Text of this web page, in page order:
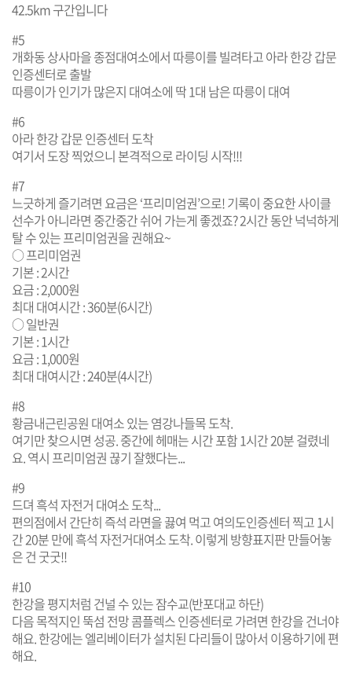
42.5km 구간입니다
#5
개화동 상사마을 종점대여소에서 따릉이를 빌려타고 아라 한강 갑문
인증센터로 출발
따릉이가 인기가 많은지 대여소에 딱 1대 남은 따릉이 대여
#6
아라 한강 갑문 인증센터 도착
여기서 도장 찍었으니 본격적으로 라이딩 시작!!!
#7
느긋하게 즐기려면 요금은 ‘프리미엄권’으로! 기록이 중요한 사이클
선수가 아니라면 중간중간 쉬어 가는게 좋겠죠? 2시간 동안 넉넉하게
탈 수 있는 프리미엄권을 권해요~
○ 프리미엄권
기본 : 2시간
요금 : 2,000원
최대 대여시간 : 360분(6시간)
○ 일반권
기본 : 1시간
요금 : 1,000원
최대 대여시간 : 240분(4시간)
#8
황금내근린공원 대여소 있는 염강나들목 도착.
여기만 찾으시면 성공. 중간에 헤매는 시간 포함 1시간 20분 걸렸네
요. 역시 프리미엄권 끊기 잘했다는...
#9
드뎌 흑석 자전거 대여소 도착...
편의점에서 간단히 즉석 라면을 끓여 먹고 여의도인증센터 찍고 1시
간 20분 만에 흑석 자전거대여소 도착. 이렇게 방향표지판 만들어놓
은 건 굿굿!!
#10
한강을 평지처럼 건널 수 있는 잠수교(반포대교 하단)
다음 목적지인 뚝섬 전망 콤플렉스 인증센터로 가려면 한강을 건너야
해요. 한강에는 엘리베이터가 설치된 다리들이 많아서 이용하기에 편
해요.